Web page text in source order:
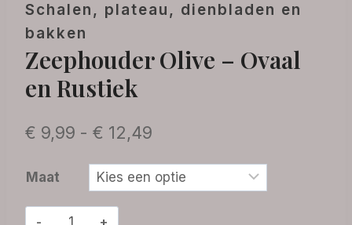
Schalen, plateau, dienbladen en
bakken
Zeephouder Olive – Ovaal
en Rustiek
€ 9,99 - € 12,49
tot
Maat
Zeephouder